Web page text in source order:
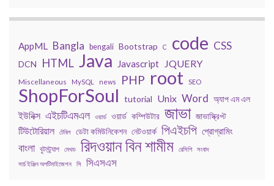
AppML Bangla bengali Bootstrap C code CSS
DCN HTML Java Javascript JQUERY
Miscellaneous MySQL news PHP root SEO
ShopForSoul tutorial Unix Word অ্যাপ এম এল
ইউনিক্স এইচটিএমএল ওয়ার্ড ওয়ার্ড কম্পিউটার জাভা জাভাস্ক্রিপ্ট
টিউটোরিয়াল টেবিল ডেটা কমিউনিকেশন নেটওয়ার্ক পিএইচপি প্রোগ্রামিং
বাংলা বুটস্ট্র্যাপ মেথড রিদওয়ান বিন শামীম রেসিপি
সংবাদ
সার্চ ইঞ্জিন অপটিমাইজেশন
সি সিএসএস